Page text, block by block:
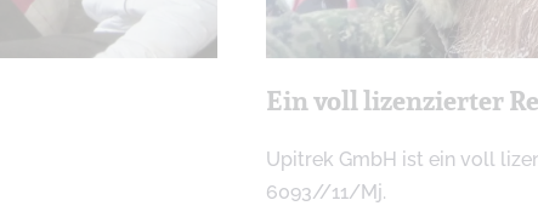
Ein voll lizenzierter
Upitrek GmbH ist ein voll
6093//11/Mj.